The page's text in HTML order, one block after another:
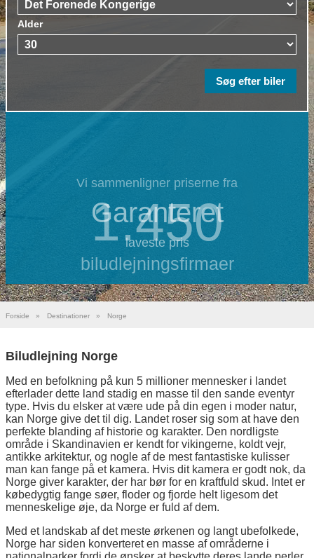
Alder
Vi sammenligner priserne fra
1.450
biludlejningsfirmaer
Garanteret
laveste pris
Forside » Destinationer » Norge
Biludlejning Norge
Med en befolkning på kun 5 millioner mennesker i landet
efterlader dette land stadig en masse til den sande eventyr
type. Hvis du elsker at være ude på din egen i moder natur,
kan Norge give det til dig. Landet roser sig som at have den
perfekte blanding af historie og karakter. Den nordligste
område i Skandinavien er kendt for vikingerne, koldt vejr,
antikke arkitektur, og nogle af de mest fantastiske kulisser
man kan fange på et kamera. Hvis dit kamera er godt nok, da
Norge giver karakter, der har bør for en kraftfuld skud. Intet er
købedygtig fange søer, floder og fjorde helt ligesom det
menneskelige øje, da Norge er fuld af dem.
Med et landskab af det meste ørkenen og langt ubefolkede,
Norge har siden konverteret en masse af områderne i